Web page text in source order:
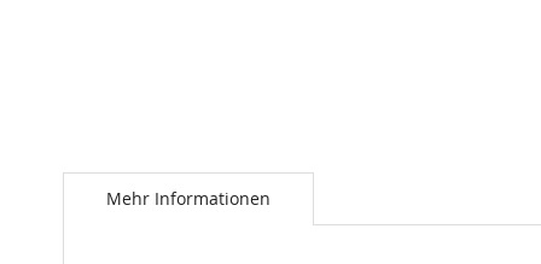
zum
AnfangMehr Informationen